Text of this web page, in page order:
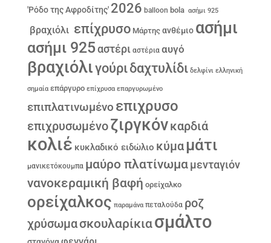
'Ρόδο της Αφροδίτης' 2026 balloon bola ασήμι 925
βραχιόλι επίχρυσο Μάρτης ανθέμιο ασήμι
ασήμι 925αστέρι αστέρια αυγό
βραχιόλιγούριδαχτυλίδι δελφίνι ελληνική
σημαία επάργυρο επίχρυσα επαργυρωμένο
επιπλατινωμένο επιχρυσο
επιχρυσωμένοζιργκόνκαρδιά
κολιέ κυκλαδικό ειδώλιο κύμα μάτι
μανικετόκουμπα μαύρο πλατίνωμα μενταγιόν
νανοκεραμική βαφή ορείχαλκο
ορείχαλκος παραμάνα πεταλούδα ροζ
χρύσωμασκουλαρίκιασμάλτο